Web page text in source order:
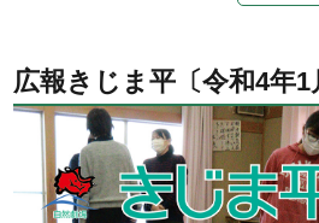
広報きじま平〔令和4年1